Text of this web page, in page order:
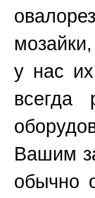
у нас
всегда
Вашим
обычно